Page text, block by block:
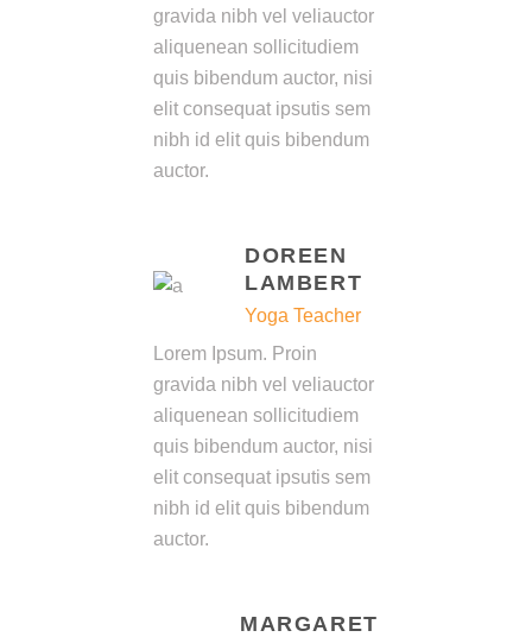
gravida nibh vel veliauctor
aliquenean sollicitudiem
quis bibendum auctor, nisi
elit consequat ipsutis sem
nibh id elit quis bibendum
auctor.
DOREEN
LAMBERT
Yoga Teacher
Lorem Ipsum. Proin
gravida nibh vel veliauctor
aliquenean sollicitudiem
quis bibendum auctor, nisi
elit consequat ipsutis sem
nibh id elit quis bibendum
auctor.
MARGARET